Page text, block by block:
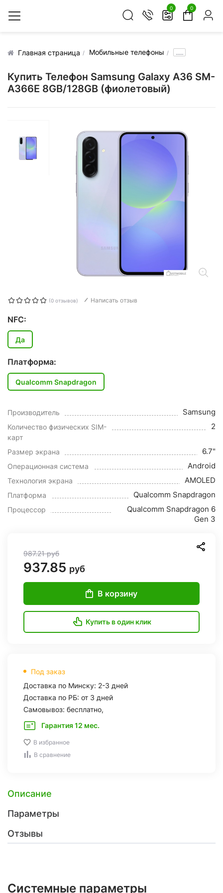
0 0
Главная страница Мобильные телефоны .....
Купить Телефон Samsung Galaxy A36 SM-
A366E 8GB/128GB (фиолетовый)
(0 отзывов) Написать отзыв
NFC:
Да
Платформа:
Qualcomm Snapdragon
Производитель Samsung
Количество физических SIM-
карт
2
Размер экрана 6.7"
Операционная система Android
Технология экрана AMOLED
Платформа Qualcomm Snapdragon
Процессор
Qualcomm Snapdragon 6
Gen 3
987.21руб
937.85 руб
В корзину
Купить в один клик
Под заказ
Доставка по Минску: 2-3 дней
Доставка по РБ: от 3 дней
Самовывоз: бесплатно,
Гарантия 12 мес.
В избранное
В сравнение
Описание
Параметры
Отзывы
Системные параметры